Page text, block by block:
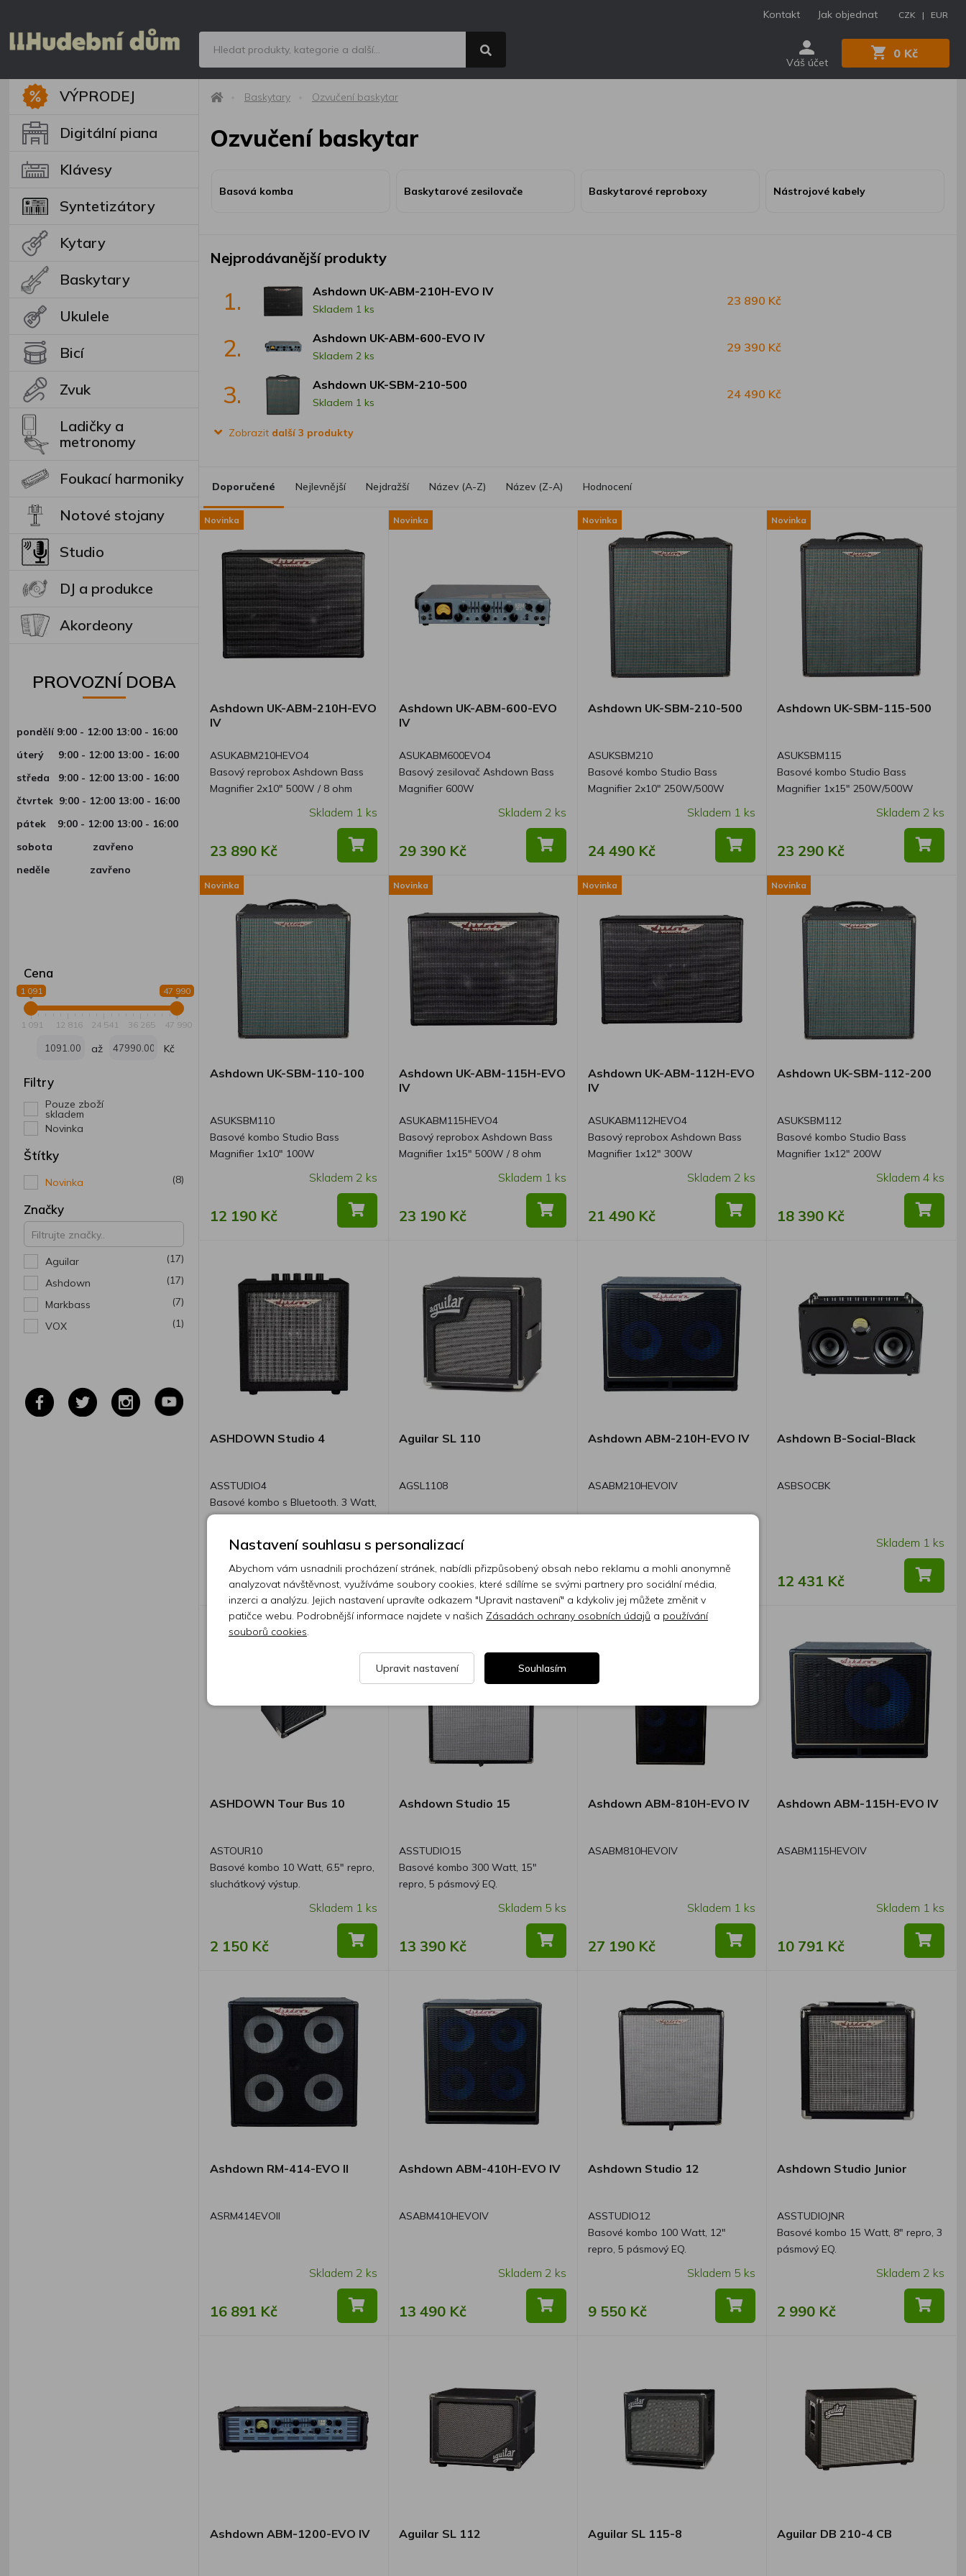
Kontakt Jak objednat CZK | EUR
Váš účet
0 Kč
VÝPRODEJ
Digitální piana
Klávesy
Syntetizátory
Kytary
Baskytary
Ukulele
Bicí
Zvuk
Ladičky a
metronomy
Foukací harmoniky
Notové stojany
Studio
DJ a produkce
Akordeony
PROVOZNÍ DOBA
pondělí 9:00 - 12:00 13:00 - 16:00
úterý 9:00 - 12:00 13:00 - 16:00
středa 9:00 - 12:00 13:00 - 16:00
čtvrtek 9:00 - 12:00 13:00 - 16:00
pátek 9:00 - 12:00 13:00 - 16:00
sobota zavřeno
neděle zavřeno
Cena
1 091 47 990
1 091 12 816 24 541 36 265 47 990
až Kč
Filtry
Pouze zboží
skladem
Novinka
Štítky
Novinka (8)
Značky
Aguilar
(17)
Ashdown
(17)
Markbass
(7)
VOX
(1)
Baskytary Ozvučení baskytar
Ozvučení baskytar
Basová komba Baskytarové zesilovače Baskytarové reproboxy Nástrojové kabely
Nejprodávanější produkty
1. Ashdown UK-ABM-210H-EVO IV
Skladem 1 ks
23 890 Kč
2. Ashdown UK-ABM-600-EVO IV
Skladem 2 ks
29 390 Kč
3. Ashdown UK-SBM-210-500
Skladem 1 ks
24 490 Kč
Zobrazit další 3 produkty
Doporučené Nejlevnější Nejdražší Název (A-Z) Název (Z-A) Hodnocení
Novinka
Ashdown UK-ABM-210H-EVO
IV
ASUKABM210HEVO4
Basový reprobox Ashdown Bass
Magnifier 2x10" 500W / 8 ohm
Skladem 1 ks
23 890 Kč
Novinka
Ashdown UK-ABM-600-EVO
IV
ASUKABM600EVO4
Basový zesilovač Ashdown Bass
Magnifier 600W
Skladem 2 ks
29 390 Kč
Novinka
Ashdown UK-SBM-210-500
ASUKSBM210
Basové kombo Studio Bass
Magnifier 2x10" 250W/500W
Skladem 1 ks
24 490 Kč
Novinka
Ashdown UK-SBM-115-500
ASUKSBM115
Basové kombo Studio Bass
Magnifier 1x15" 250W/500W
Skladem 2 ks
23 290 Kč
Novinka
Ashdown UK-SBM-110-100
ASUKSBM110
Basové kombo Studio Bass
Magnifier 1x10" 100W
Skladem 2 ks
12 190 Kč
Novinka
Ashdown UK-ABM-115H-EVO
IV
ASUKABM115HEVO4
Basový reprobox Ashdown Bass
Magnifier 1x15" 500W / 8 ohm
Skladem 1 ks
23 190 Kč
Novinka
Ashdown UK-ABM-112H-EVO
IV
ASUKABM112HEVO4
Basový reprobox Ashdown Bass
Magnifier 1x12" 300W
Skladem 2 ks
21 490 Kč
Novinka
Ashdown UK-SBM-112-200
ASUKSBM112
Basové kombo Studio Bass
Magnifier 1x12" 200W
Skladem 4 ks
18 390 Kč
ASHDOWN Studio 4
ASSTUDIO4
Basové kombo s Bluetooth. 3 Watt,
4" repro, nabíjecí baterie.
Skladem 7 nebo více ks
1 650 Kč
Aguilar SL 110
AGSL1108
15 490 Kč
Ashdown ABM-210H-EVO IV
ASABM210HEVOIV
10 791 Kč
Ashdown B-Social-Black
ASBSOCBK
Skladem 1 ks
12 431 Kč
ASHDOWN Tour Bus 10
ASTOUR10
Basové kombo 10 Watt, 6.5" repro,
sluchátkový výstup.
Skladem 1 ks
2 150 Kč
Ashdown Studio 15
ASSTUDIO15
Basové kombo 300 Watt, 15"
repro, 5 pásmový EQ.
Skladem 5 ks
13 390 Kč
Ashdown ABM-810H-EVO IV
ASABM810HEVOIV
Skladem 1 ks
27 190 Kč
Ashdown ABM-115H-EVO IV
ASABM115HEVOIV
Skladem 1 ks
10 791 Kč
Ashdown RM-414-EVO II
ASRM414EVOII
Skladem 2 ks
16 891 Kč
Ashdown ABM-410H-EVO IV
ASABM410HEVOIV
Skladem 2 ks
13 490 Kč
Ashdown Studio 12
ASSTUDIO12
Basové kombo 100 Watt, 12"
repro, 5 pásmový EQ.
Skladem 5 ks
9 550 Kč
Ashdown Studio Junior
ASSTUDIOJNR
Basové kombo 15 Watt, 8" repro, 3
pásmový EQ.
Skladem 2 ks
2 990 Kč
Ashdown ABM-1200-EVO IV Aguilar SL 112 Aguilar SL 115-8 Aguilar DB 210-4 CB
Nastavení souhlasu s personalizací
Abychom vám usnadnili procházení stránek, nabídli přizpůsobený obsah nebo reklamu a mohli anonymně
analyzovat návštěvnost, využíváme soubory cookies, které sdílíme se svými partnery pro sociální média,
inzerci a analýzu. Jejich nastavení upravíte odkazem "Upravit nastavení" a kdykoliv jej můžete změnit v
patičce webu. Podrobnější informace najdete v našich Zásadách ochrany osobních údajů a používání
souborů cookies.
Upravit nastavení Souhlasím